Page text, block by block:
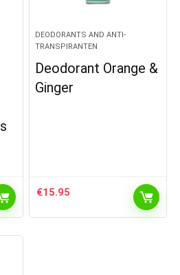
DEODORANTS AND ANTI-
TRANSPIRANTEN
Deodorant Orange &
Ginger
€15.95